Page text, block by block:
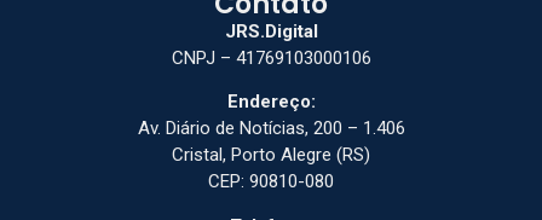
JRS.Digital
CNPJ – 41769103000106
Endereço:
Av. Diário de Notícias, 200 – 1.406
Cristal, Porto Alegre (RS)
CEP: 90810-080